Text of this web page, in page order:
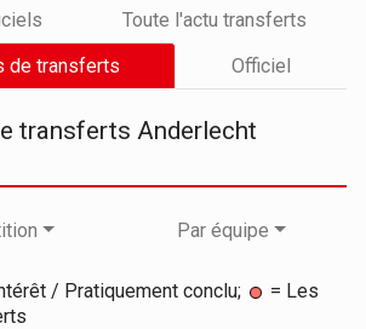
Toute l'actu transferts
de transferts
Officiel
transferts Anderlecht
Par équipe
/ Pratiquement conclu;
= Les